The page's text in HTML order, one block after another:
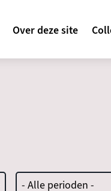
Over deze site